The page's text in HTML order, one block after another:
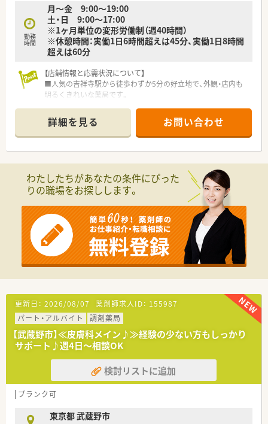
勤務
時間
月～金 9:00～19:00
土・日 9:00～17:00
※1ヶ月単位の変形労働制（週40時間）
※休憩時間：実働1日6時間超えは45分、実働1日8時間
超えは60分
【店舗情報と応需状況について】
■人気の吉祥寺駅から徒歩わずか5分の好立地で、外観・店内も
明るくきれいな薬局です。
の処方箋を応需します。
■常時7～8名体制で勤務しており、スタッフ同士が協力し合え
る環境が整っています。
■地域の患者様へのサービスを維持するための、欠員補充による
正社員募集となります。
■スキルや経験よりも、誠実で真面目なお人柄を最も重視した採
■調剤未経験の方を歓迎しており、素直に知識を吸収できる方を
求めております。
【勤務実態について】
■会社全体の月平均残業時間は10時間以内と、ワークライフバ
ランスを保ちやすいです。
■年間休日は120日以上あり、有給休暇も平均17日取得と、しっ
■休日は希望の曜日で固定することも可能で、プライベートの予
定が立てやすいです。
【職場環境と雰囲気】
■平均年齢は30代半ばと若手が中心で、活気があり和気あいあ
いとした雰囲気の職場です。
■人間関係の良さが自慢で、店舗間の垣根もなく、ヘルプ体制な
ど協力体制が整っています。
■店内は常に明るく清潔に保たれており、気持ちよく働くことが
できる環境が整備されています。
詳細を見る お問い合わせ
わたしたちがあなたの条件にぴった
りの職場をお探しします。
更新日： 2026/08/07 薬剤師求人ID： 155987
パート・アルバイト
調剤薬局
【武蔵野市】≪皮膚科メイン♪≫経験の少ない方もしっかり
サポート♪週4日～相談OK
検討リストに追加
ブランク可
東京都 武蔵野市